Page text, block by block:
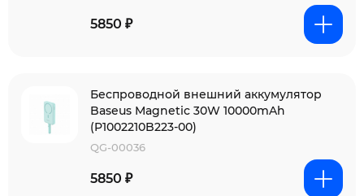
5850 ₽
Беспроводной внешний аккумулятор
Baseus Magnetic 30W 10000mAh
(P1002210B223-00)
QG-00036
5850 ₽